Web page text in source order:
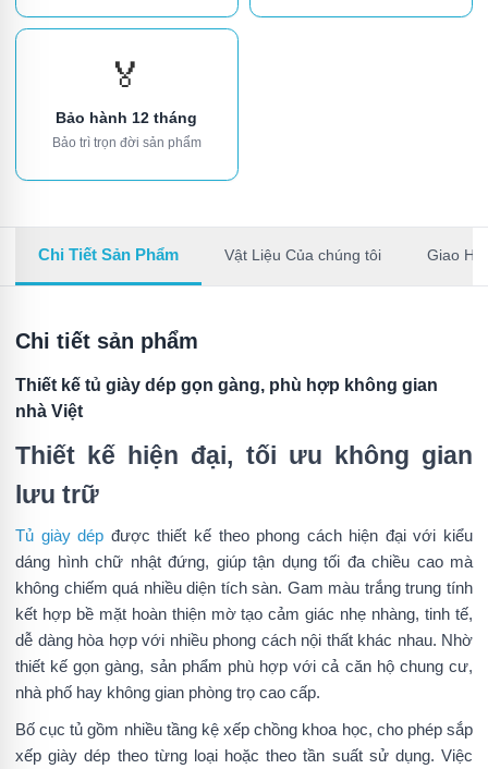
🏅
Bảo hành 12 tháng
Bảo trì trọn đời sản phẩm
Chi Tiết Sản Phẩm Vật Liệu Của chúng tôi Giao
Chi tiết sản phẩm
Thiết kế tủ giày dép gọn gàng, phù hợp không gian
nhà Việt
Thiết kế hiện đại, tối ưu không gian
lưu trữ
Tủ giày dép được thiết kế theo phong cách hiện đại với kiểu
dáng hình chữ nhật đứng, giúp tận dụng tối đa chiều cao mà
không chiếm quá nhiều diện tích sàn. Gam màu trắng trung tính
kết hợp bề mặt hoàn thiện mờ tạo cảm giác nhẹ nhàng, tinh tế,
dễ dàng hòa hợp với nhiều phong cách nội thất khác nhau. Nhờ
thiết kế gọn gàng, sản phẩm phù hợp với cả căn hộ chung cư,
nhà phố hay không gian phòng trọ cao cấp.
Bố cục tủ gồm nhiều tầng kệ xếp chồng khoa học, cho phép sắp
xếp giày dép theo từng loại hoặc theo tần suất sử dụng. Việc